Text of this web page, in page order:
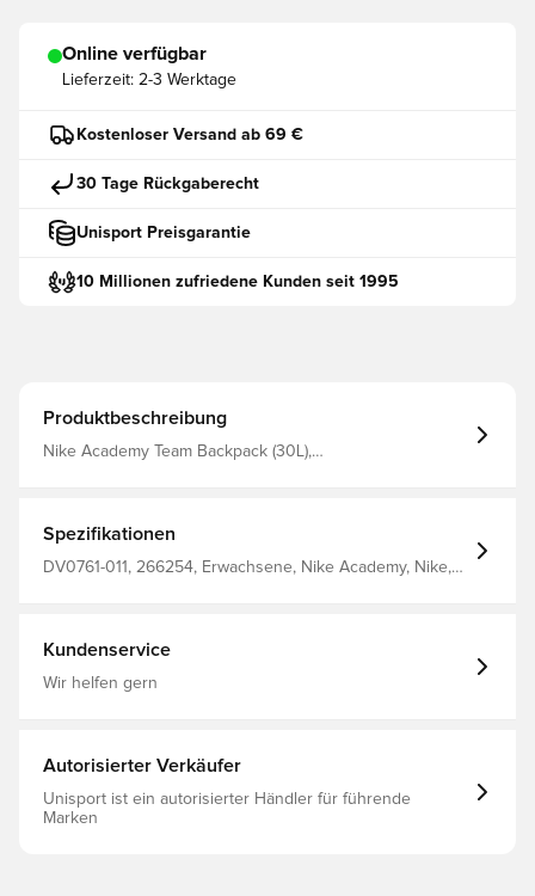
Online verfügbar
Lieferzeit: 2-3 Werktage
Kostenloser Versand ab 69 €
30 Tage Rückgaberecht
Unisport Preisgarantie
10 Millionen zufriedene Kunden seit 1995
Produktbeschreibung
Nike Academy Team Backpack (30L),
Spezifikationen
DV0761-011, 266254, Erwachsene, Nike Academy, Nike,
Kundenservice
Wir helfen gern
Autorisierter Verkäufer
Unisport ist ein autorisierter Händler für führende
Marken